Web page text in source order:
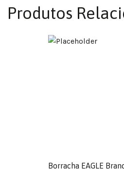
Produtos
Borracha EAGLE